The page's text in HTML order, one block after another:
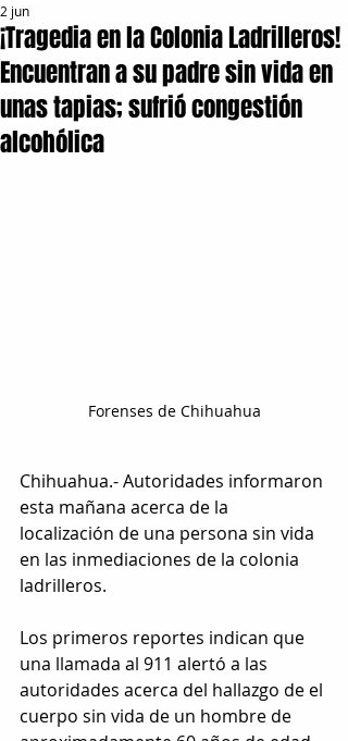
¡Tragedia en la Colonia Ladrilleros!
Encuentran a su padre sin vida en
unas tapias; sufrió congestión
alcohólica
2 jun
Forenses de Chihuahua
Chihuahua.- Autoridades informaron
esta mañana acerca de la
localización de una persona sin vida
en las inmediaciones de la colonia
ladrilleros.
Los primeros reportes indican que
una llamada al 911 alertó a las
autoridades acerca del hallazgo de el
cuerpo sin vida de un hombre de